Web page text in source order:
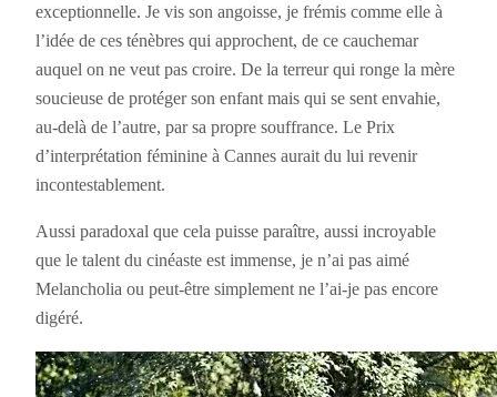
exceptionnelle. Je vis son angoisse, je frémis comme elle à
l’idée de ces ténèbres qui approchent, de ce cauchemar
auquel on ne veut pas croire. De la terreur qui ronge la mère
soucieuse de protéger son enfant mais qui se sent envahie,
au-delà de l’autre, par sa propre souffrance. Le Prix
d’interprétation féminine à Cannes aurait du lui revenir
incontestablement.
Aussi paradoxal que cela puisse paraître, aussi incroyable
que le talent du cinéaste est immense, je n’ai pas aimé
Melancholia ou peut-être simplement ne l’ai-je pas encore
digéré.